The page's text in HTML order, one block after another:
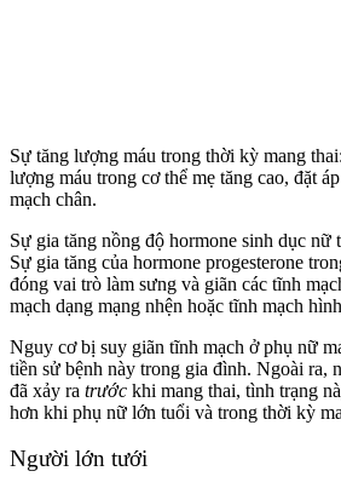
Sự tăng lượng máu trong thời kỳ mang
lượng máu trong cơ thể mẹ tăng cao, đặt
mạch chân.
Sự gia tăng nồng độ hormone sinh dục nữ
Sự gia tăng của hormone progesterone
đóng vai trò làm sưng và giãn các tĩnh
mạch dạng mạng nhện hoặc tĩnh mạch
Nguy cơ bị suy giãn tĩnh mạch ở phụ nữ
tiền sử bệnh này trong gia đình. Ngoài ra,
đã xảy ra trước khi mang thai, tình trạng
hơn khi phụ nữ lớn tuổi và trong thời kỳ
Người lớn tưới